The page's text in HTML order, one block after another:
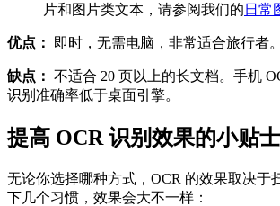
片和图片类文本，请参阅我们的 日常
优点： 即时，无需电脑，非常适合旅行者。
缺点： 不适合 20 页以上的长文档。手机
识别准确率低于桌面引擎。
提高 OCR 识别效果的小贴士
无论你选择哪种方式，OCR 的效果取决于
下几个习惯，效果会大不一样：